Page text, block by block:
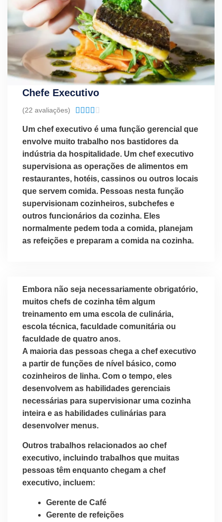
Chefe Executivo
(22 avaliações)     
4.1
de
5
Um chef executivo é uma função gerencial que
envolve muito trabalho nos bastidores da
indústria da hospitalidade. Um chef executivo
supervisiona as operações de alimentos em
restaurantes, hotéis, cassinos ou outros locais
que servem comida. Pessoas nesta função
supervisionam cozinheiros, subchefes e
outros funcionários da cozinha. Eles
normalmente pedem toda a comida, planejam
as refeições e preparam a comida na cozinha.
Embora não seja necessariamente obrigatório,
muitos chefs de cozinha têm algum
treinamento em uma escola de culinária,
escola técnica, faculdade comunitária ou
faculdade de quatro anos.
A maioria das pessoas chega a chef executivo
a partir de funções de nível básico, como
cozinheiros de linha. Com o tempo, eles
desenvolvem as habilidades gerenciais
necessárias para supervisionar uma cozinha
inteira e as habilidades culinárias para
desenvolver menus.
Outros trabalhos relacionados ao chef
executivo, incluindo trabalhos que muitas
pessoas têm enquanto chegam a chef
executivo, incluem:
Gerente de Café
Gerente de refeições